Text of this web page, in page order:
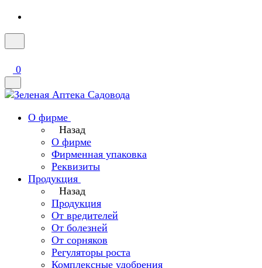
0
О фирме
Назад
О фирме
Фирменная упаковка
Реквизиты
Продукция
Назад
Продукция
От вредителей
От болезней
От сорняков
Регуляторы роста
Комплексные удобрения